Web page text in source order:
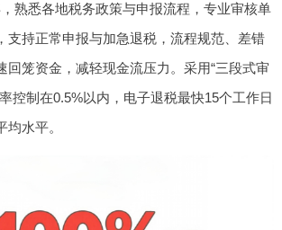
熟悉各地税务政策与申报流程，专业审核单
支持正常申报与加急退税，流程规范、差错
回笼资金，减轻现金流压力。采用“三段式审
控制在0.5%以内，电子退税最快15个工作日
水平。